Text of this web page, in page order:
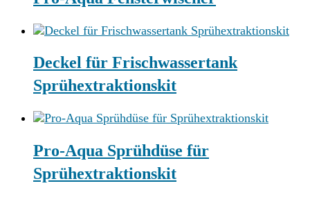
Deckel für Frischwassertank
Sprühextraktionskit
Pro-Aqua Sprühdüse für
Sprühextraktionskit